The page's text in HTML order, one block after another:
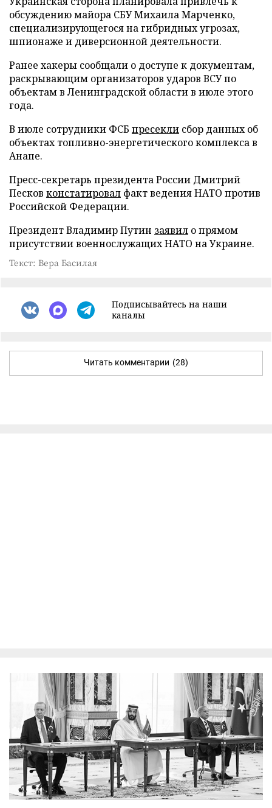
обсуждению майора СБУ Михаила Марченко,
специализирующегося на гибридных угрозах,
шпионаже и диверсионной деятельности.
Ранее хакеры сообщали о доступе к документам,
раскрывающим организаторов ударов ВСУ по
объектам в Ленинградской области в июле этого
года.
В июле сотрудники ФСБ пресекли сбор данных об
объектах топливно-энергетического комплекса в
Анапе.
Пресс-секретарь президента России Дмитрий
Песков констатировал факт ведения НАТО против
Российской Федерации.
Президент Владимир Путин заявил о прямом
присутствии военнослужащих НАТО на Украине.
Текст: Вера Басилая
Подписывайтесь на наши
каналы
Читать комментарии (28)